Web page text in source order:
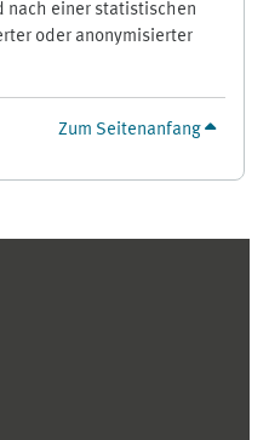
nach einer statistischen
oder anonymisierter
Zum Seitenanfang